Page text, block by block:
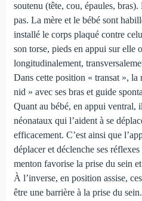
soutenu (tête, cou, épaules,
pas. La mère et le bébé sont
installé le corps plaqué contre
son torse, pieds en appui sur elle
longitudinalement,
Dans cette position « transat »,
nid » avec ses bras et guide
Quant au bébé, en appui ventral,
néonataux qui l’aident à se
efficacement. C’est ainsi que
déplacer et déclenche ses
menton favorise la prise du sein
À l’inverse, en position assise,
être une barrière à la prise du sein.